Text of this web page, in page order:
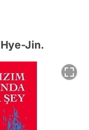
Hye-Jin.